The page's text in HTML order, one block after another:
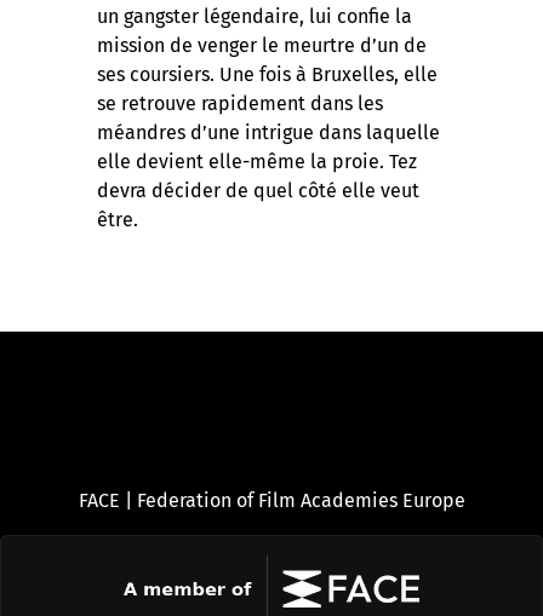
un gangster légendaire, lui confie la
mission de venger le meurtre d’un de
ses coursiers. Une fois à Bruxelles, elle
se retrouve rapidement dans les
méandres d’une intrigue dans laquelle
elle devient elle-même la proie. Tez
devra décider de quel côté elle veut
être.
FACE | Federation of Film Academies Europe